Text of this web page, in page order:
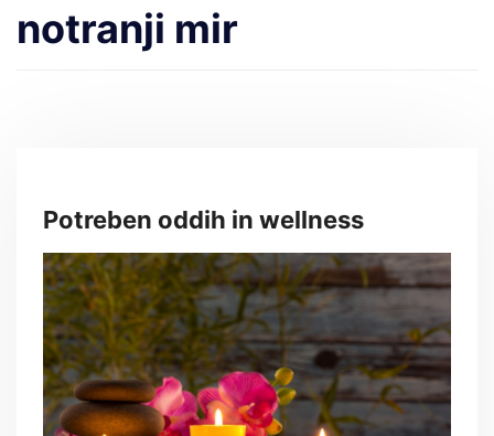
notranji mir
Potreben oddih in wellness